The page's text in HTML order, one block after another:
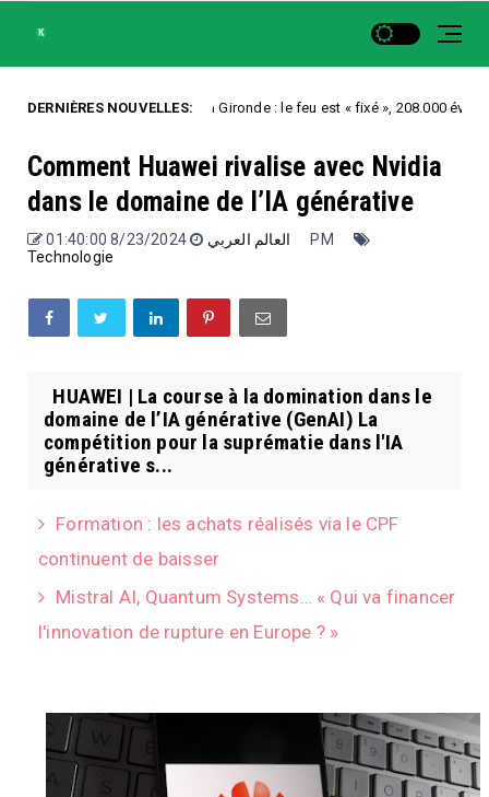
DERNIÈRES NOUVELLES:
Incendies en Gironde : le feu est « fixé », 208.000 évacués ont pu
Comment Huawei rivalise avec Nvidia
dans le domaine de l’IA générative
العالم العربي
8/23/2024 01:40:00 PM
Technologie
HUAWEI | La course à la domination dans le
domaine de l’IA générative (GenAI) La
compétition pour la suprématie dans l'IA
générative s...
Formation : les achats réalisés via le CPF
continuent de baisser
Mistral AI, Quantum Systems… « Qui va financer
l'innovation de rupture en Europe ? »